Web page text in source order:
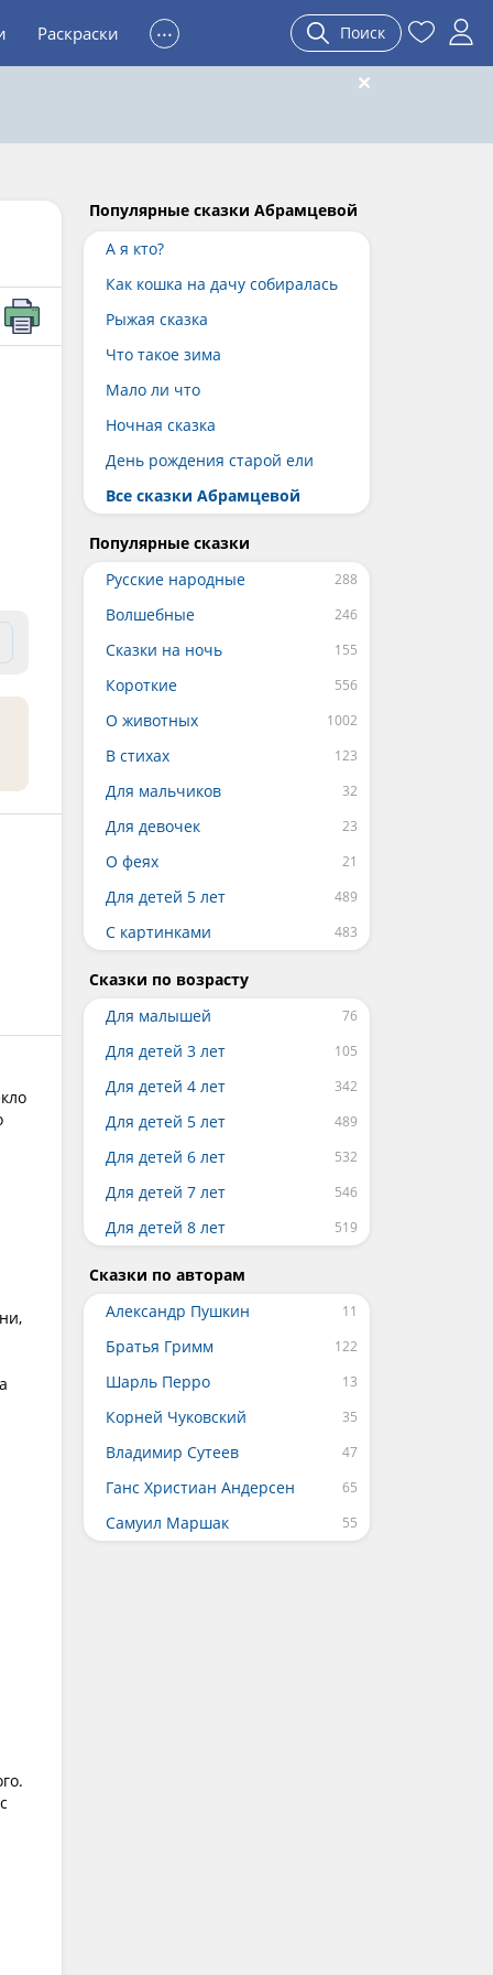
Раскраски ... Поиск
Популярные сказки Абрамцевой
А я кто?
Как кошка на дачу собиралась
Рыжая сказка
Что такое зима
Мало ли что
Ночная сказка
День рождения старой ели
Все сказки Абрамцевой
Популярные сказки
Русские народные
Волшебные
Сказки на ночь
Короткие
О животных
В стихах
Для мальчиков
Для девочек
О феях
Для детей 5 лет
С картинками
Сказки по возрасту
Для малышей
Для детей 3 лет
Для детей 4 лет
Для детей 5 лет
Для детей 6 лет
Для детей 7 лет
Для детей 8 лет
Сказки по авторам
Александр Пушкин
Братья Гримм
Шарль Перро
Корней Чуковский
Владимир Сутеев
Ганс Христиан Андерсен
Самуил Маршак